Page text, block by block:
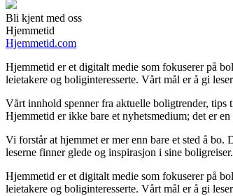
Bli kjent med oss
Hjemmetid
Hjemmetid.com
Hjemmetid er et digitalt medie som fokuserer på
leietakere og boliginteresserte. Vårt mål er å gi
Vårt innhold spenner fra aktuelle boligtrender,
Hjemmetid er ikke bare et nyhetsmedium; det er
Vi forstår at hjemmet er mer enn bare et sted å
leserne finner glede og inspirasjon i sine
Hjemmetid er et digitalt medie som fokuserer på
leietakere og boliginteresserte. Vårt mål er å gi